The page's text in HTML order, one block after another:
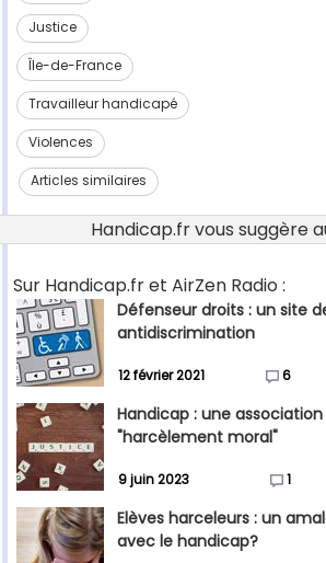
Justice
Île-de-France
Travailleur handicapé
Violences
Articles similaires
Handicap.fr vous suggère
Sur Handicap.fr et AirZen Radio :
Défenseur droits : un site
antidiscrimination
12 février 2021 6
Handicap : une
"harcèlement moral"
9 juin 2023 1
Elèves harceleurs : un
avec le handicap?